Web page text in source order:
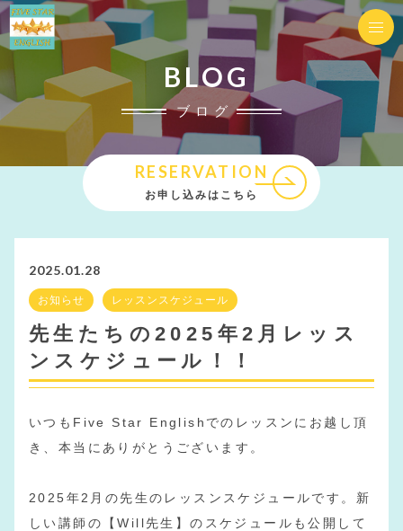
BLOG
ブログ
RESERVATION
お申し込みはこちら
2025.01.28
お知らせ レッスンスケジュール
先生たちの2025年2月レッス
ンスケジュール！！
いつもFive Star Englishでのレッスンにお越し頂
き、本当にありがとうございます。
2025年2月の先生のレッスンスケジュールです。新
しい講師の【Will先生】のスケジュールも公開して